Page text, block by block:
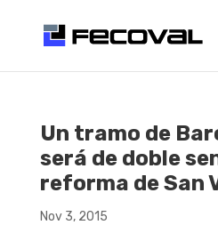
Un tramo de
será de doble
reforma de San
Nov 3, 2015